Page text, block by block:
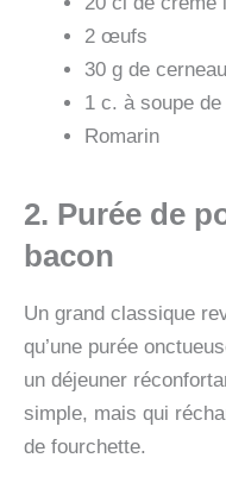
2 œufs
30 g de
1 c. à soupe de
Romarin
2. Purée de
bacon
Un grand classique
qu’une purée
un déjeuner
simple, mais qui
de fourchette.